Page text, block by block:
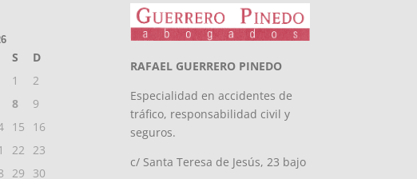
S
D
1
2
8
9
15
16
22
23
29 30
RAFAEL GUERRERO PINEDO
Especialidad en accidentes de
tráfico, responsabilidad civil y
seguros.
c/ Santa Teresa de Jesús, 23 bajo